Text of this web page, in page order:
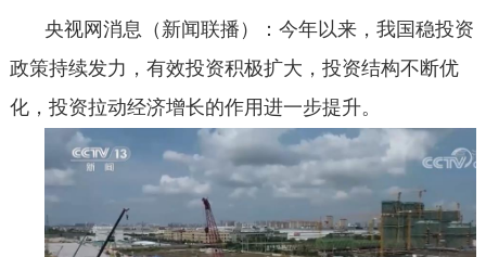
央视网消息（新闻联播）：今年以来，我国稳投资
政策持续发力，有效投资积极扩大，投资结构不断优
化，投资拉动经济增长的作用进一步提升。